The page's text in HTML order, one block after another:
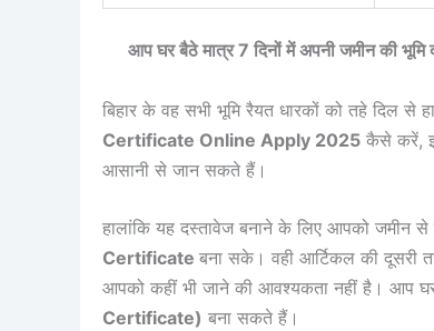
आप घर बैठे मात्र 7 दिनों में अपनी जमीन की
बिहार के वह सभी भूमि रैयत धारकों को तहे दिल से
Certificate Online Apply 2025 कैसे करें,
आसानी से जान सकते हैं।
हालांकि यह दस्तावेज बनाने के लिए आपको जमीन
Certificate बना सके। वही आर्टिकल की दूसरी
आपको कहीं भी जाने की आवश्यकता नहीं है। आप
Certificate) बना सकते हैं।